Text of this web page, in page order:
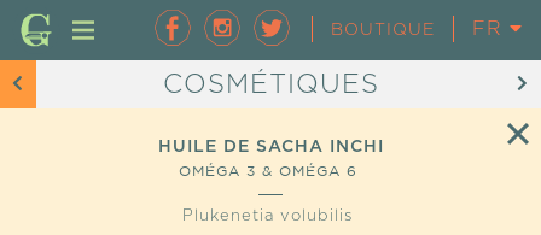
BOUTIQUE FR
EN
COSMÉTIQUES
HUILE DE SACHA INCHI
OMÉGA 3 & OMÉGA 6
Plukenetia volubilis